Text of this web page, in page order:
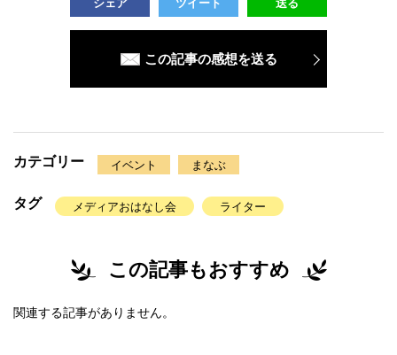
シェア ツイート 送る
この記事の感想を送る
カテゴリー イベント まなぶ
タグ メディアおはなし会 ライター
この記事もおすすめ
関連する記事がありません。